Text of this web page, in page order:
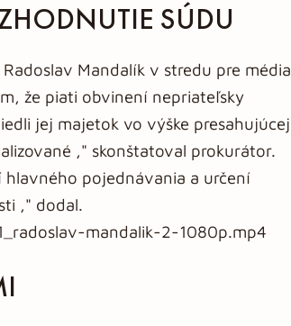
SÚDU
Mandalík v stredu pre média
že piati obvinení nepriateľsky
jej majetok vo výške presahujúcej
," skonštatoval prokurátor.
pojednávania a určení
," dodal.
mandalik-2-1080p.mp4